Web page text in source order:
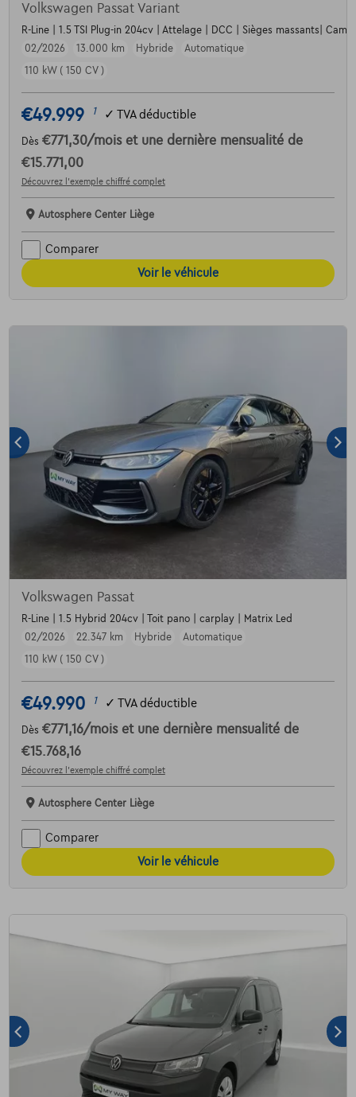
Volkswagen Passat Variant
R-Line | 1.5 TSI Plug-in 204cv | Attelage | DCC | Sièges massants|
02/2026
13.000 km Hybride
Automatique
110 kW ( 150 CV )
€49.999 1 ✓ TVA déductible
Dès €771,30/mois et une dernière mensualité de
€15.771,00
Découvrez l’exemple chiffré complet
Autosphere Center Liège
Comparer
Voir le véhicule
Volkswagen Passat
R-Line | 1.5 Hybrid 204cv | Toit pano | carplay | Matrix Led
02/2026
22.347 km Hybride
Automatique
110 kW ( 150 CV )
€49.990 1 ✓ TVA déductible
Dès €771,16/mois et une dernière mensualité de
€15.768,16
Découvrez l’exemple chiffré complet
Autosphere Center Liège
Comparer
Voir le véhicule